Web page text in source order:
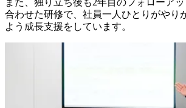
また、独り立ち後も2年目のフォローア
合わせた研修で、社員一人ひとりがやり
よう成長支援をしています。